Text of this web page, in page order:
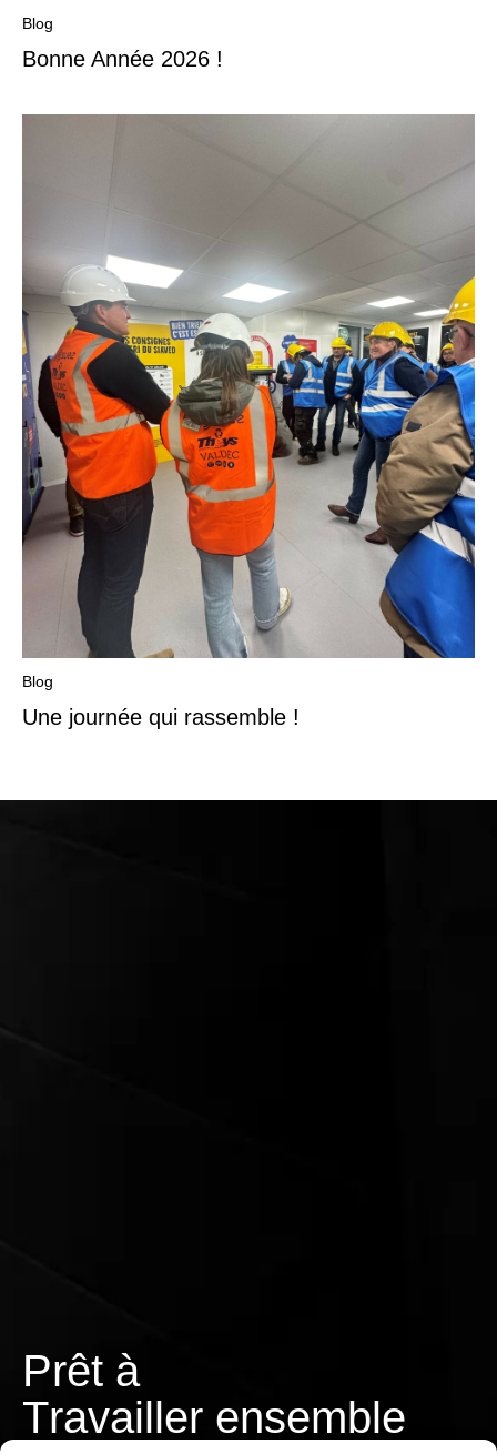
Blog
Bonne Année 2026 !
Blog
Une journée qui rassemble !
Prêt à
Travailler